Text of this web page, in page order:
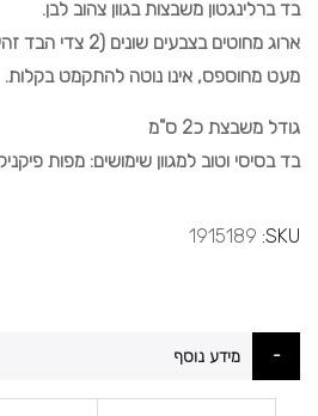
בד ברלינגטון משבצות בגוון צהוב לבן.
ארוג מחוטים בצבעים שונים (2 צדי הבד זהים).
מעט מחוספס, אינו נוטה להתקמט בקלות.
גודל משבצת כ2 ס"מ
בד בסיסי וטוב למגוון שימושים: מפות
SKU
1915189
מידע נוסף